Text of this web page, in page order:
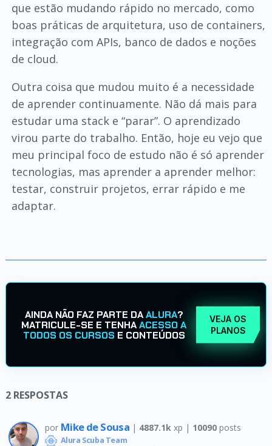
que estão mudando rápido no mercado, como
boas práticas de arquitetura, uso de containers,
integração com APIs, banco de dados e noções
de cloud.
Outra coisa que mudou muito é a necessidade
de aprender continuamente. Não dá mais para
estudar uma stack e “parar”. O aprendizado
virou parte do trabalho. Então, hoje eu vejo que
meu principal foco de estudo não é só aprender
tecnologias, mas aprender a aprender melhor:
testar, construir projetos, errar rápido e me
adaptar.
AINDA NÃO FAZ PARTE DAALURA?
MATRICULE-SE E TENHAACESSO A
TODOS OS CURSOS E CONTEÚDOS
VEJA OS
PLANOS
2 RESPOSTAS
por Mike de Sousa | 4887.1kxp | 10090posts
Alura Scuba Team